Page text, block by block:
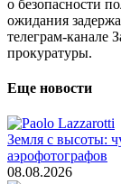
о безопасности
ожидания
телеграм-канале
прокуратуры.
Еще новости
Земля с высоты:
аэрофотографов
08.08.2026